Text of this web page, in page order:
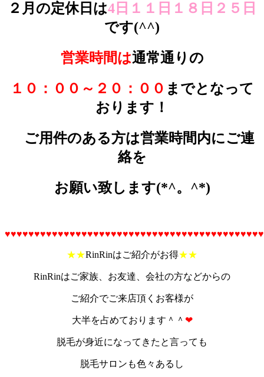
２月の定休日は4日１１日１８日２５日
です(^^)
営業時間は通常通りの
１０：００～２０：００ までとなって
おります！
ご用件のある方は営業時間内にご連
絡を
お願い致します(*^。^*)
♥♥♥♥♥♥♥♥♥♥♥♥♥♥♥♥♥♥♥♥♥♥♥♥♥♥♥♥♥♥♥♥♥♥♥♥♥♥♥♥♥♥♥♥
★★RinRinはご紹介がお得★★
RinRinはご家族、お友達、会社の方などからの
ご紹介でご来店頂くお客様が
大半を占めております＾＾ ❤
脱毛が身近になってきたと言っても
脱毛サロンも色々あるし